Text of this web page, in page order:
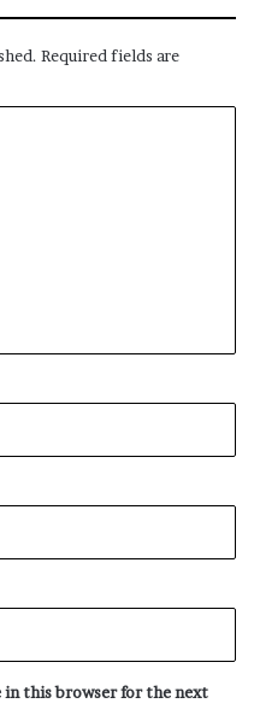
Required fields are
in this browser for the next